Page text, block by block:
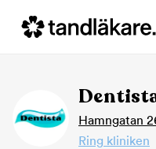
Hamngatan
Ring kliniken